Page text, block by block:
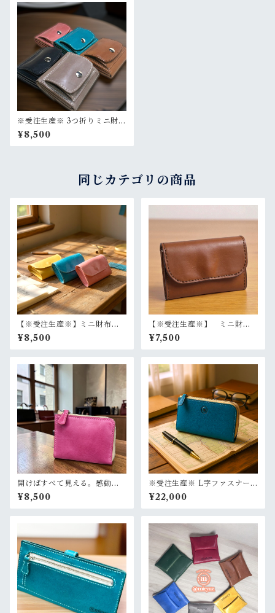
※受注生産※ 3つ折りミニ財
布 小さい財布 たつのレザ
ー 選べるカラー 選べるス
テッチカラー
¥8,500
同じカテゴリの商品
【※受注生産※】ミニ財布
本革 小さい財布 ギフト
旅行用 選べるカラー
¥8,500
【※受注生産※】 ミニ財
布 お札を折らずに収納 た
つのレザー 本革 コンパク
ト財布 選べるカラー
¥7,500
開けばすべて見える。感動の
ワンアクション財布 L字ファ
スナーハーフウォレット
¥8,500
※受注生産※ L字ファスナー
ロングウォレット
¥22,000